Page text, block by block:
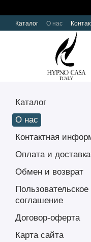
Каталог О нас
Каталог
О нас
Контактная
Оплата и доставка
Обмен и возврат
Пользовательское
соглашение
Договор-оферта
Карта сайта